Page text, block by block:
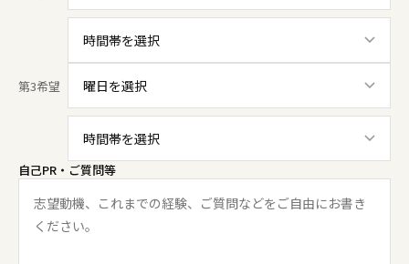
第3希望
自己PR・ご質問等